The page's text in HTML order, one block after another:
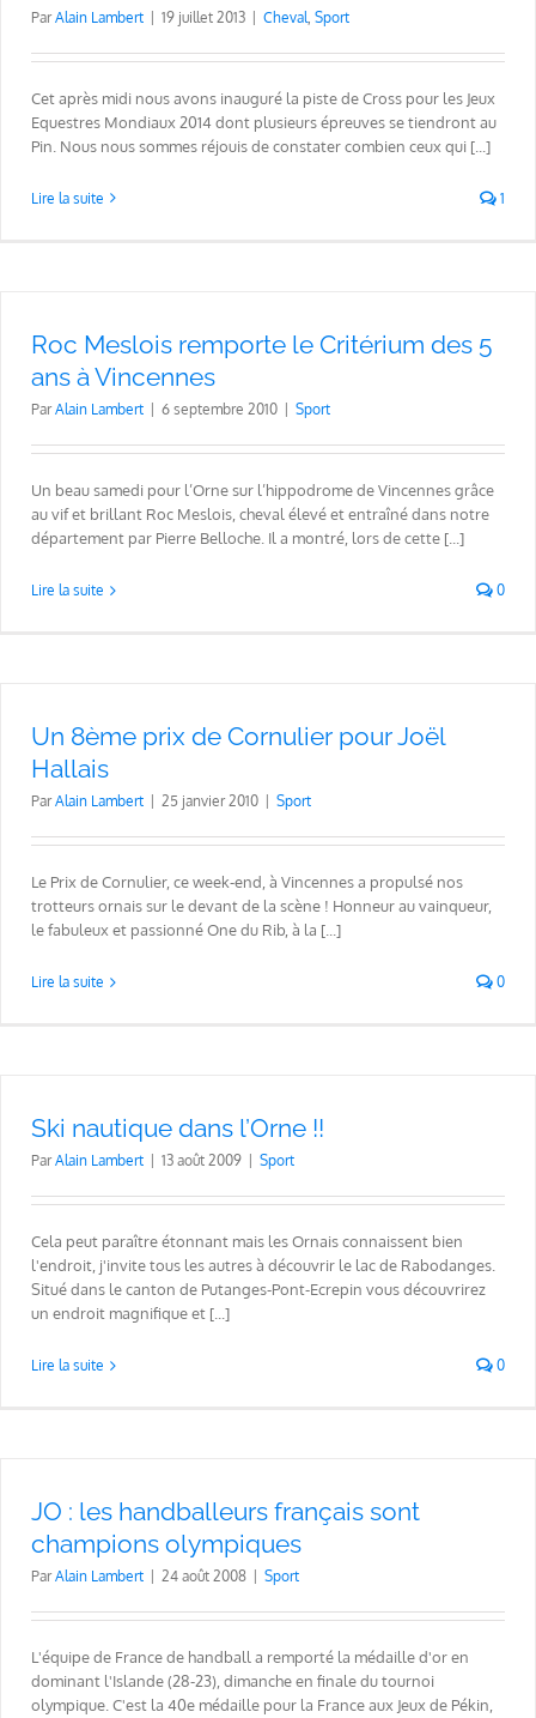
ParAlain Lambert | 19 juillet 2013 | Cheval Sport
Cet après midi nous avons inauguré la piste de Cross pour les Jeux
Equestres Mondiaux 2014 dont plusieurs épreuves se tiendront au
Pin. Nous nous sommes réjouis de constater combien ceux qui [...]
Lire la suite 1
Roc Meslois remporte le Critérium des 5
ans à Vincennes
ParAlain Lambert 6 septembre 2010 Sport
Un beau samedi pour l’Orne sur l’hippodrome de Vincennes grâce
au vif et brillant Roc Meslois, cheval élevé et entraîné dans notre
département par Pierre Belloche. Il a montré, lors de cette [...]
Lire la suite 0
Un 8ème prix de Cornulier pour Joël
Hallais
ParAlain Lambert 25 janvier 2010 Sport
Le Prix de Cornulier, ce week-end, à Vincennes a propulsé nos
trotteurs ornais sur le devant de la scène ! Honneur au vainqueur,
le fabuleux et passionné One du Rib, à la [...]
Lire la suite 0
Ski nautique dans l’Orne !!
ParAlain Lambert 13 août 2009 Sport
Cela peut paraître étonnant mais les Ornais connaissent bien
l'endroit, j'invite tous les autres à découvrir le lac de Rabodanges.
Situé dans le canton de Putanges-Pont-Ecrepin vous découvrirez
un endroit magnifique et [...]
Lire la suite 0
JO : les handballeurs français sont
champions olympiques
ParAlain Lambert 24 août 2008 Sport
L'équipe de France de handball a remporté la médaille d'or en
dominant l'Islande (28-23), dimanche en finale du tournoi
olympique. C'est la 40e médaille pour la France aux Jeux de Pékin,